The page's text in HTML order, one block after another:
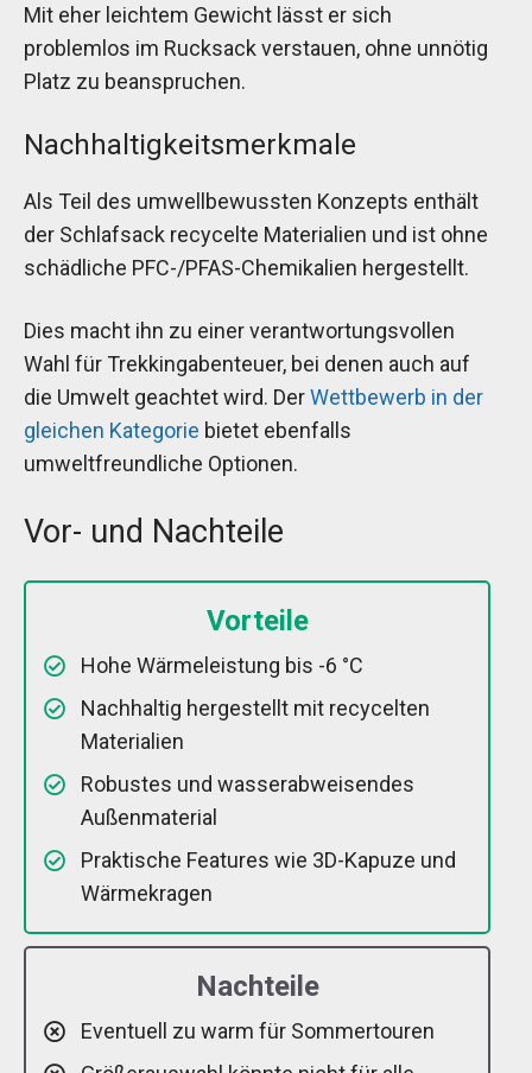
Mit eher leichtem Gewicht lässt er sich
problemlos im Rucksack verstauen, ohne unnötig
Platz zu beanspruchen.
Nachhaltigkeitsmerkmale
Als Teil des umwellbewussten Konzepts enthält
der Schlafsack recycelte Materialien und ist ohne
schädliche PFC-/PFAS-Chemikalien hergestellt.
Dies macht ihn zu einer verantwortungsvollen
Wahl für Trekkingabenteuer, bei denen auch auf
die Umwelt geachtet wird. DerWettbewerb in der
gleichen Kategorie bietet ebenfalls
umweltfreundliche Optionen.
Vor- und Nachteile
Vorteile
Hohe Wärmeleistung bis -6 °C
Nachhaltig hergestellt mit recycelten
Materialien
Robustes und wasserabweisendes
Außenmaterial
Praktische Features wie 3D-Kapuze und
Wärmekragen
Nachteile
Eventuell zu warm für Sommertouren